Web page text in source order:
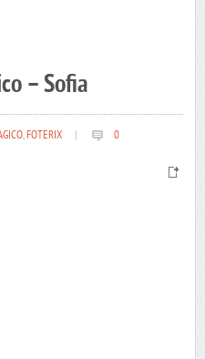
– Sofia
,FOTERIX 0